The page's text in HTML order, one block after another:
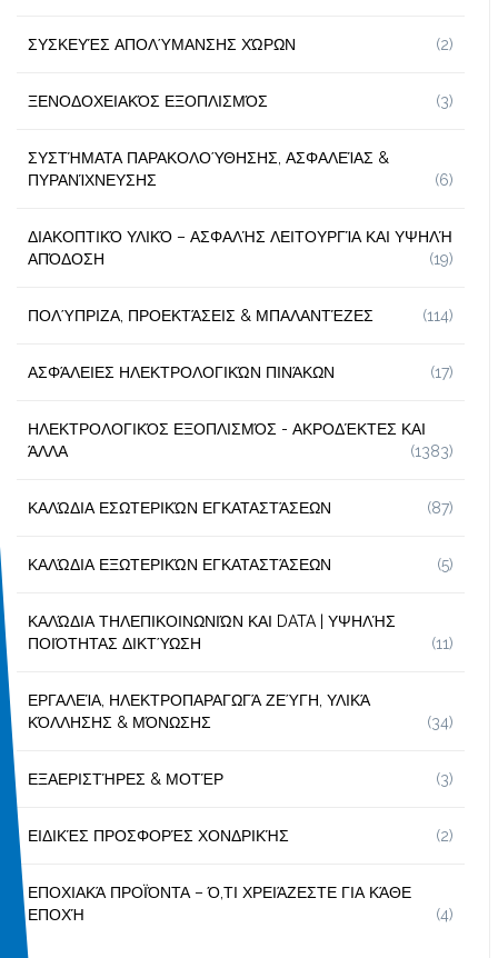
ΣΥΣΚΕΥΈΣ ΑΠΟΛΎΜΑΝΣΗΣ ΧΏΡΩΝ (2)
ΞΕΝΟΔΟΧΕΙΑΚΌΣ ΕΞΟΠΛΙΣΜΌΣ (3)
ΣΥΣΤΉΜΑΤΑ ΠΑΡΑΚΟΛΟΎΘΗΣΗΣ, ΑΣΦΑΛΕΊΑΣ &
ΠΥΡΑΝΊΧΝΕΥΣΗΣ
(6)
ΔΙΑΚΟΠΤΙΚΌ ΥΛΙΚΌ – ΑΣΦΑΛΉΣ ΛΕΙΤΟΥΡΓΊΑ ΚΑΙ ΥΨΗΛΉ
ΑΠΌΔΟΣΗ
(19)
ΠΟΛΎΠΡΙΖΑ, ΠΡΟΕΚΤΆΣΕΙΣ & ΜΠΑΛΑΝΤΈΖΕΣ (114)
ΑΣΦΆΛΕΙΕΣ ΗΛΕΚΤΡΟΛΟΓΙΚΏΝ ΠΙΝΆΚΩΝ (17)
ΗΛΕΚΤΡΟΛΟΓΙΚΌΣ ΕΞΟΠΛΙΣΜΌΣ - ΑΚΡΟΔΈΚΤΕΣ ΚΑΙ
ΆΛΛΑ
(1383)
ΚΑΛΏΔΙΑ ΕΣΩΤΕΡΙΚΏΝ ΕΓΚΑΤΑΣΤΆΣΕΩΝ (87)
ΚΑΛΏΔΙΑ ΕΞΩΤΕΡΙΚΏΝ ΕΓΚΑΤΑΣΤΆΣΕΩΝ (5)
ΚΑΛΏΔΙΑ ΤΗΛΕΠΙΚΟΙΝΩΝΙΏΝ ΚΑΙ DATA | ΥΨΗΛΉΣ
ΠΟΙΌΤΗΤΑΣ ΔΙΚΤΎΩΣΗ
(11)
ΕΡΓΑΛΕΊΑ, ΗΛΕΚΤΡΟΠΑΡΑΓΩΓΆ ΖΕΎΓΗ, ΥΛΙΚΆ
ΚΌΛΛΗΣΗΣ & ΜΌΝΩΣΗΣ
(34)
ΕΞΑΕΡΙΣΤΉΡΕΣ & ΜΟΤΈΡ (3)
ΕΙΔΙΚΈΣ ΠΡΟΣΦΟΡΈΣ ΧΟΝΔΡΙΚΉΣ (2)
ΕΠΟΧΙΑΚΆ ΠΡΟΪΌΝΤΑ – Ό,ΤΙ ΧΡΕΙΆΖΕΣΤΕ ΓΙΑ ΚΆΘΕ
ΕΠΟΧΉ
(4)